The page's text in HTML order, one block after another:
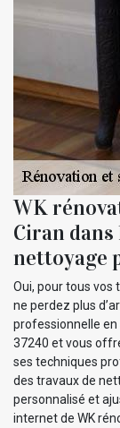
WK
Ciran
nettoyage
Oui, pour tous
ne perdez plus
professionnelle en
37240 et vous
ses techniques
des travaux de
personnalisé et
internet de WK